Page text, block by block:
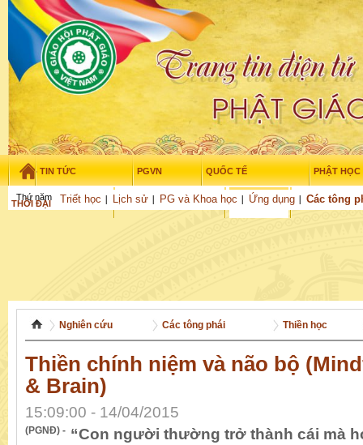
TIN TỨC PGVN QUỐC TẾ PHẬT HỌC
THỜI ĐẠI TUỔI TRẺ NGHIÊN CỨU
Triết học Lịch sử PG và Khoa học Ứng dụng Các tông
VĂN HỌC
Thứ năm - 6/08/2026 07 28: 11
Nghiên cứu Các tông phái Thiền học
Thiền chính niệm và não bộ
& Brain)
15:09:00 - 14/04/2015
(PGNĐ) - “Con người thường trở thành cái mà